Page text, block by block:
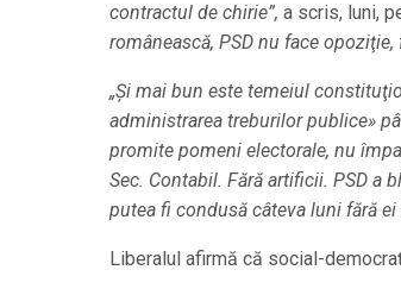
contractul de chirie”, a scris, luni,
românească, PSD nu face
„Şi mai bun este temeiul
administrarea treburilor publice»
promite pomeni electorale, nu
Sec. Contabil. Fără artificii. PSD a
putea fi condusă câteva luni fără
Liberalul afirmă că social-